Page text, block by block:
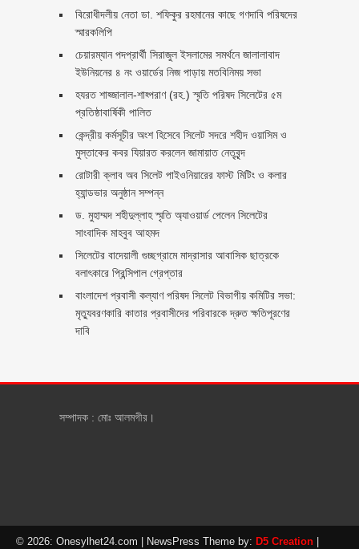
বিরোধীদলীয় নেতা ডা. শফিকুর রহমানের কাছে গণদাবি পরিষদের
স্মারকলিপি ‎
চেয়ারম্যান পদপ্রার্থী সিরাজুল ইসলামের সমর্থনে জালালাবাদ
ইউনিয়নের ৪ নং ওয়ার্ডের নিজ পাড়ায় মতবিনিময় সভা
হযরত শাহ্জালাল-শাহ্পরাণ (রহ.) স্মৃতি পরিষদ সিলেটের ৫ম
প্রতিষ্ঠাবার্ষিকী পালিত ‎​
কেন্দ্রীয় কর্মসূচীর অংশ হিসেবে সিলেট সদরে শহীদ ওয়াসিম ও
মুস্তাকের কবর যিয়ারত করলেন জামায়াত নেতৃবৃন্দ ‎
রোটারী ক্লাব অব সিলেট পাইওনিয়ারের ফাস্ট মিটিং ও কলার
হ্যান্ডভার অনুষ্ঠান সম্পন্ন
ড. মুহাম্মদ শহীদুল্লাহ স্মৃতি অ্যাওয়ার্ড পেলেন সিলেটের
সাংবাদিক মাহবুব আহমদ
সিলেটের বাদেয়ালী গুচ্ছগ্রামে মাদ্রাসার আবাসিক ছাত্রকে
বলাৎকারে প্রিন্সিপাল গ্রেপ্তার ‎
বাংলাদেশ প্রবাসী কল্যাণ পরিষদ সিলেট বিভাগীয় কমিটির সভা:
মৃত্যুবরণকারি কাতার প্রবাসীদের পরিবারকে দ্রুত ক্ষতিপূরণের
দাবি
সম্পাদক : মোঃ আলমগীর।
© 2026: Onesylhet24.com | NewsPress Theme by: D5 Creation